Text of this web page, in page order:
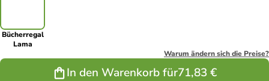
Bücherregal
Lama
Warum ändern sich die Preise?
In den Warenkorb für71,83 €